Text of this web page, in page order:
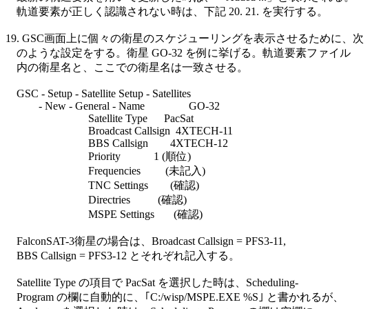
    軌道要素が正しく認識されない時は、下記 20. 21. を実行する。
19. GSC画面上に個々の衛星のスケジューリングを表示させるために、次
    のような設定をする。衛星 GO-32 を例に挙げる。軌道要素ファイル
    内の衛星名と、ここでの衛星名は一致させる。
    GSC - Setup - Satellite Setup - Satellites
            - New - General - Name                GO-32
                              Satellite Type      PacSat
                              Broadcast Callsign  4XTECH-11
                              BBS Callsign        4XTECH-12
                              Priority            1 (順位)
                              Frequencies         (未記入)
                              TNC Settings        (確認)
                              Directries          (確認)
                              MSPE Settings       (確認)
    FalconSAT-3衛星の場合は、Broadcast Callsign = PFS3-11,
    BBS Callsign = PFS3-12 とそれぞれ記入する。
    Satellite Type の項目で PacSat を選択した時は、Scheduling-
    Program の欄に自動的に、｢C:/wisp/MSPE.EXE %S｣ と書かれるが、